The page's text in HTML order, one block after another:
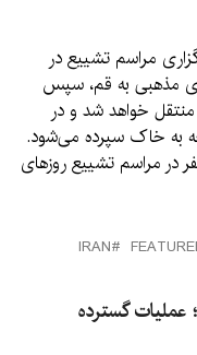
مراسم تشییع در
مذهبی به قم، سپس
خواهد شد و در
به خاک سپرده می‌شود.
در مراسم تشییع روزهای
IRAN
عملیات گسترده